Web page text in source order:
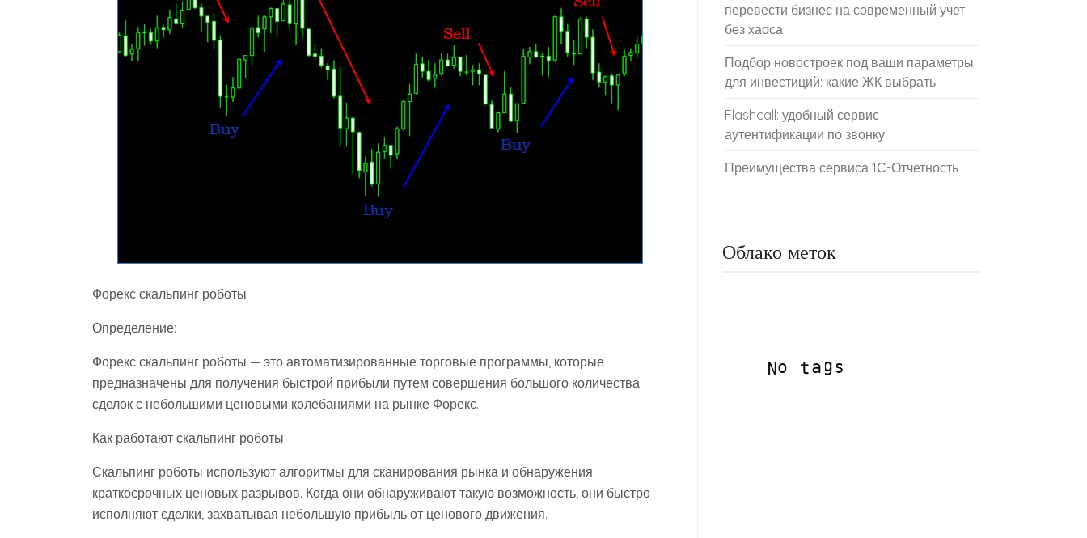
Форекс скальпинг роботы
Определение:
Форекс скальпинг роботы — это автоматизированные торговые программы, которые
предназначены для получения быстрой прибыли путем совершения большого количества
сделок с небольшими ценовыми колебаниями на рынке Форекс.
Как работают скальпинг роботы:
Скальпинг роботы используют алгоритмы для сканирования рынка и обнаружения
краткосрочных ценовых разрывов. Когда они обнаруживают такую возможность, они быстро
исполняют сделки, захватывая небольшую прибыль от ценового движения.
перевести бизнес на современный учет
без хаоса
Подбор новостроек под ваши параметры
для инвестиций: какие ЖК выбрать
Flashcall: удобный сервис
аутентификации по звонку
Преимущества сервиса 1С-Отчетность
Облако меток